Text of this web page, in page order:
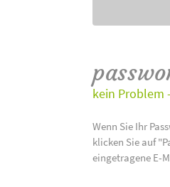
kein Problem
Wenn Sie Ihr
klicken Sie auf
eingetragene E-